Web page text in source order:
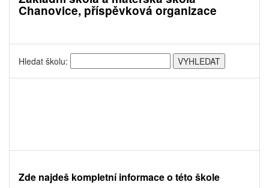
Chanovice, příspěvková organizace
Hledat školu:
Zde najdeš kompletní informace o této škole